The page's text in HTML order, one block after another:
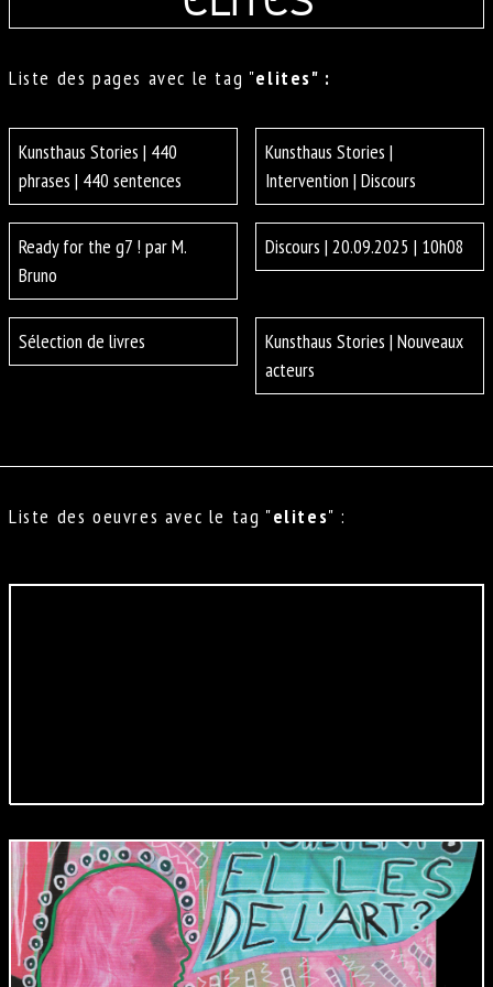
Liste des pages avec le tag "elites" :
Kunsthaus Stories | 440
phrases | 440 sentences
Kunsthaus Stories |
Intervention | Discours
Ready for the g7 ! par M.
Bruno
Discours | 20.09.2025 | 10h08
Sélection de livres
Kunsthaus Stories | Nouveaux
acteurs
Liste des oeuvres avec le tag "elites" :